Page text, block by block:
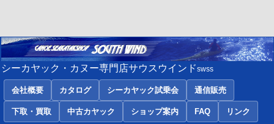
シーカヤック・カヌー専門店サウスウインドswss
会社概要 カタログ シーカヤック試乗会 通信販売
下取・買取 中古カヤック ショップ案内 FAQ リンク